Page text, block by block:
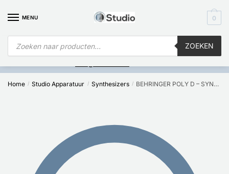
MENU
ZOEKEN
0
uw computer al over op Windows 11? Heeft u vragen stuur een
Home / Studio Apparatuur / Synthesizers / BEHRINGER POLY D – SYNTHESIZER